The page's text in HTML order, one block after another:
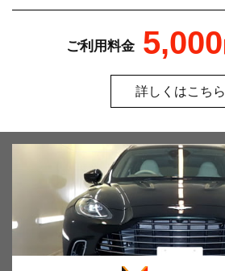
ご利用料金 5,000
詳しくはこちら